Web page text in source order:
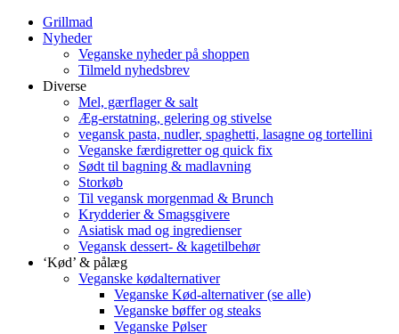
Grillmad
Nyheder
Veganske nyheder på shoppen
Tilmeld nyhedsbrev
Diverse
Mel, gærflager & salt
Æg-erstatning, gelering og stivelse
vegansk pasta, nudler, spaghetti, lasagne og tortellini
Veganske færdigretter og quick fix
Sødt til bagning & madlavning
Storkøb
Til vegansk morgenmad & Brunch
Krydderier & Smagsgivere
Asiatisk mad og ingredienser
Vegansk dessert- & kagetilbehør
‘Kød’ & pålæg
Veganske kødalternativer
Veganske Kød-alternativer (se alle)
Veganske bøffer og steaks
Veganske Pølser